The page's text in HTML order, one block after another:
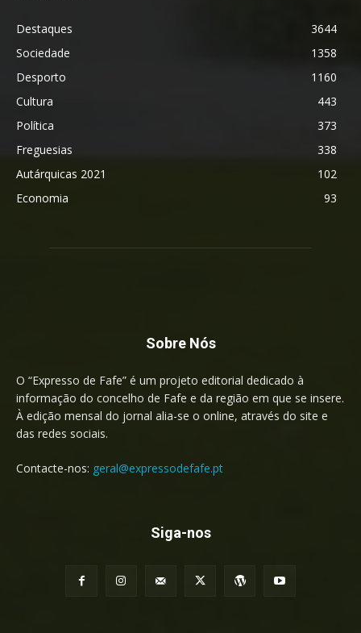
Destaques
3644
Sociedade
1358
Desporto
1160
Cultura
443
Política
373
Freguesias
338
Autárquicas 2021
102
Economia
93
Sobre Nós
O “Expresso de Fafe” é um projeto editorial dedicado à
informação do concelho de Fafe e da região em que se insere.
À edição mensal do jornal alia-se o online, através do site e
das redes sociais.
Contacte-nos: geral@expressodefafe.pt
Siga-nos